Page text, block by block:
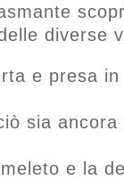
diverse
e presa in
sia ancora
e la